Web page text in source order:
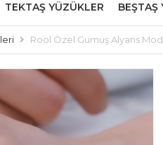
TEKTAŞ YÜZÜKLER BEŞTAŞ
Rool Özel Gümüş Alyans